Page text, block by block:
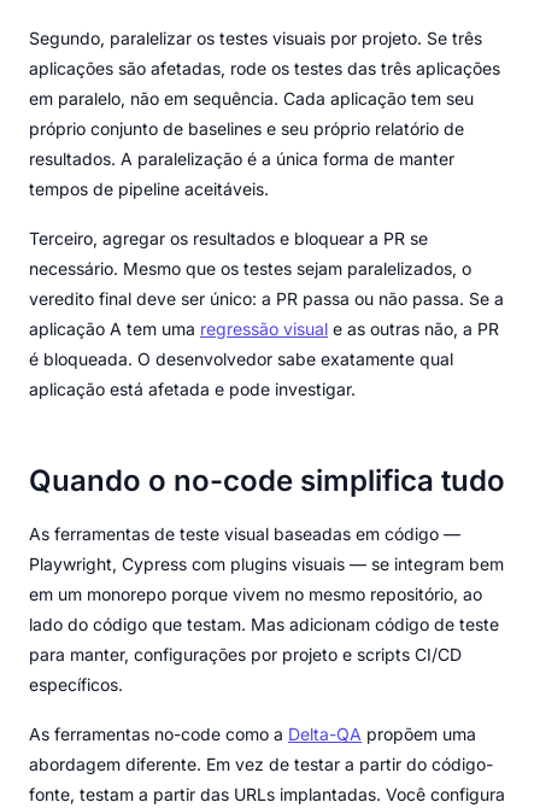
Segundo, paralelizar os testes visuais por projeto. Se três
aplicações são afetadas, rode os testes das três aplicações
em paralelo, não em sequência. Cada aplicação tem seu
próprio conjunto de baselines e seu próprio relatório de
resultados. A paralelização é a única forma de manter
tempos de pipeline aceitáveis.
Terceiro, agregar os resultados e bloquear a PR se
necessário. Mesmo que os testes sejam paralelizados, o
veredito final deve ser único: a PR passa ou não passa. Se a
aplicação A tem uma regressão visual e as outras não, a PR
é bloqueada. O desenvolvedor sabe exatamente qual
aplicação está afetada e pode investigar.
Quando o no-code simplifica tudo
As ferramentas de teste visual baseadas em código —
Playwright, Cypress com plugins visuais — se integram bem
em um monorepo porque vivem no mesmo repositório, ao
lado do código que testam. Mas adicionam código de teste
para manter, configurações por projeto e scripts CI/CD
específicos.
As ferramentas no-code como a Delta-QA propõem uma
abordagem diferente. Em vez de testar a partir do código-
fonte, testam a partir das URLs implantadas. Você configura